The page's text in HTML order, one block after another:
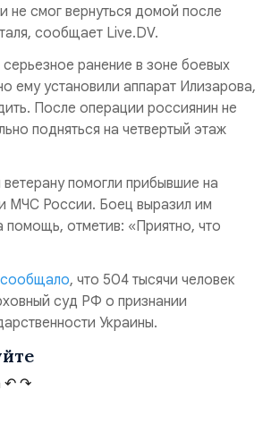
не смог вернуться домой после
сообщает Live.DV.
ранение в зоне боевых
ему установили аппарат Илизарова,
После операции россиянин не
подняться на четвертый этаж
помогли прибывшие на
МЧС России. Боец выразил им
помощь, отметив: «Приятно, что
сообщало, что 504 тысячи человек
суд РФ о признании
Украины.
↶ ↷